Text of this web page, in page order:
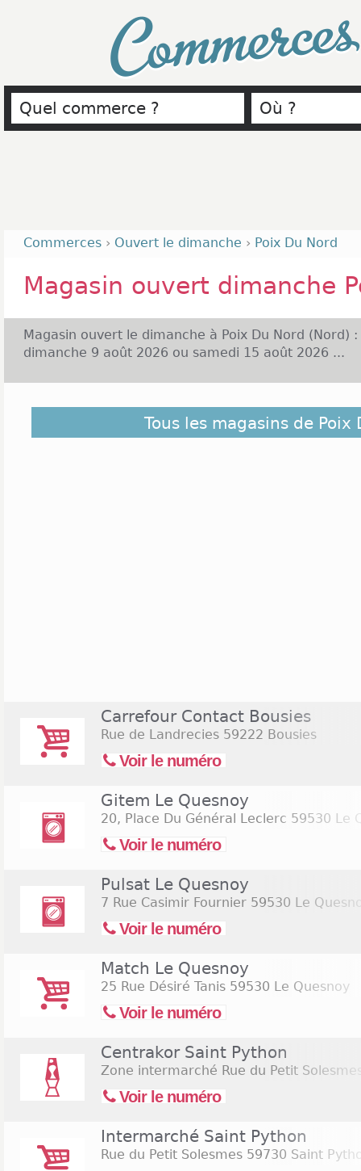
Commerces › Ouvert le dimanche › Poix Du Nord
Magasin ouvert dimanche
Magasin ouvert le dimanche à Poix Du Nord (Nord)
dimanche 9 août 2026 ou samedi 15 août 2026 ...
Découvrez dans la liste ci-dessous les magasins
Nord et ceux situés à proximité. Ils sont classés
Tous les magasins de Poix
Carrefour Contact Bousies
Rue de Landrecies 59222 Bousies
Voir le numéro
Gitem Le Quesnoy
20, Place Du Général Leclerc 59530 Le
Voir le numéro
Pulsat Le Quesnoy
7 Rue Casimir Fournier 59530 Le
Voir le numéro
Match Le Quesnoy
25 Rue Désiré Tanis 59530 Le Quesnoy
Voir le numéro
Centrakor Saint Python
Zone intermarché Rue du Petit
Voir le numéro
Intermarché Saint Python
Rue du Petit Solesmes 59730 Saint